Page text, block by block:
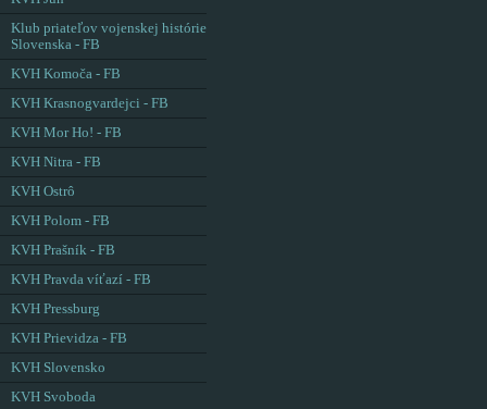
Klub priateľov vojenskej histórie
Slovenska - FB
KVH Komoča - FB
KVH Krasnogvardejci - FB
KVH Mor Ho! - FB
KVH Nitra - FB
KVH Ostrô
KVH Polom - FB
KVH Prašník - FB
KVH Pravda víťazí - FB
KVH Pressburg
KVH Prievidza - FB
KVH Slovensko
KVH Svoboda